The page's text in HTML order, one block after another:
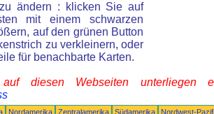
ändern : klicken Sie auf
mit einem schwarzen
auf den grünen Button
zu verkleinern, oder
für benachbarte Karten.
diesen Webseiten unterliegen
Nordamerika Zentralamerika Südamerika
Nordwest-